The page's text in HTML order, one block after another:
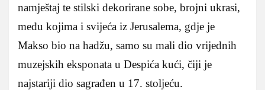
namještaj te stilski dekorirane sobe, brojni ukrasi,
među kojima i svijeća iz Jerusalema, gdje je
Makso bio na hadžu, samo su mali dio vrijednih
muzejskih eksponata u Despića kući, čiji je
najstariji dio sagrađen u 17. stoljeću.